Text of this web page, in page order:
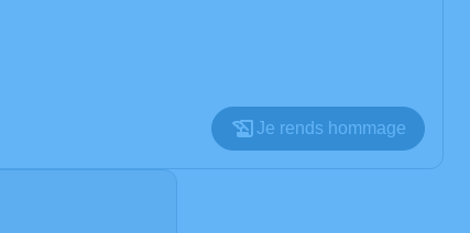
Je rends hommage